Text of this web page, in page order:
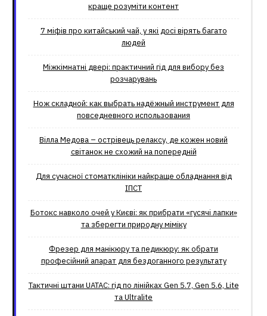
краще розуміти контент
7 міфів про китайський чай, у які досі вірять багато
людей
Міжкімнатні двері: практичний гід для вибору без
розчарувань
Нож складной: как выбрать надёжный инструмент для
повседневного использования
Вілла Медова – острівець релаксу, де кожен новий
світанок не схожий на попередній
Для сучасної стоматклініки найкраще обладнання від
ІПСТ
Ботокс навколо очей у Києві: як прибрати «гусячі лапки»
та зберегти природну міміку
Фрезер для манікюру та педикюру: як обрати
професійний апарат для бездоганного результату
Тактичні штани UATAC: гід по лінійках Gen 5.7, Gen 5.6, Lite
та Ultralite